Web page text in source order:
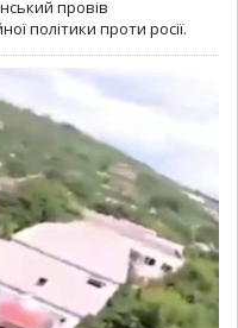
провів
політики проти росії.